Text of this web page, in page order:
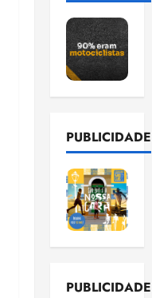
PUBLICIDADE
PUBLICIDADE